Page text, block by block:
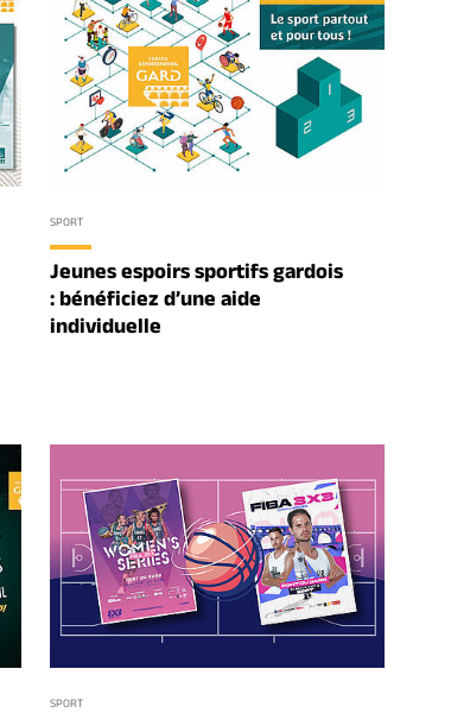
SPORT
Jeunes espoirs sportifs gardois
: bénéficiez d’une aide
individuelle
SPORT